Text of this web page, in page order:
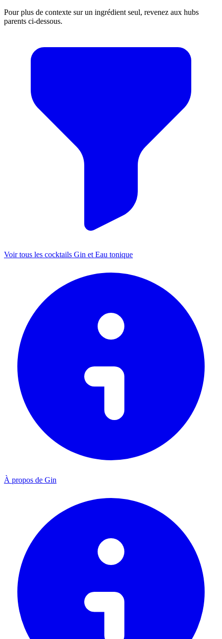
Pour plus de contexte sur un ingrédient seul, revenez aux hubs
parents ci-dessous.
Voir tous les cocktails Gin et Eau tonique
À propos de Gin